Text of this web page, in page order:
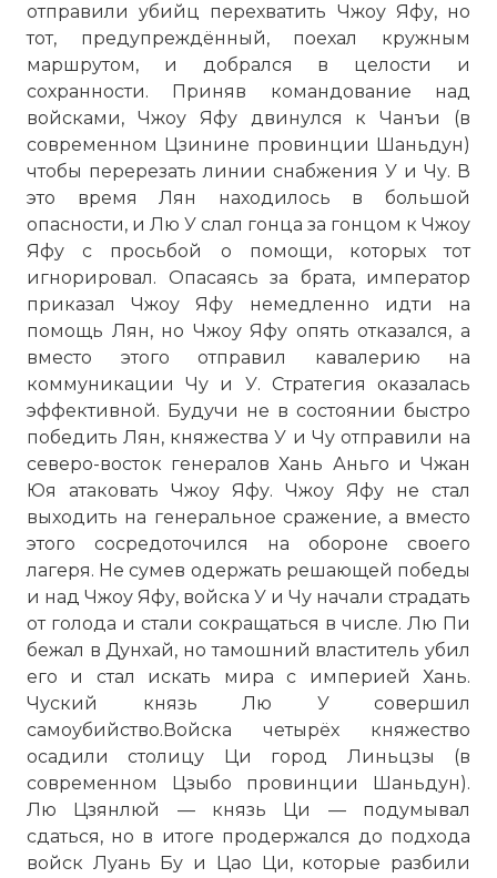
отправили убийц перехватить Чжоу Яфу, но
тот, предупреждённый, поехал кружным
маршрутом, и добрался в целости и
сохранности. Приняв командование над
войсками, Чжоу Яфу двинулся к Чанъи (в
современном Цзинине провинции Шаньдун)
чтобы перерезать линии снабжения У и Чу. В
это время Лян находилось в большой
опасности, и Лю У слал гонца за гонцом к Чжоу
Яфу с просьбой о помощи, которых тот
игнорировал. Опасаясь за брата, император
приказал Чжоу Яфу немедленно идти на
помощь Лян, но Чжоу Яфу опять отказался, а
вместо этого отправил кавалерию на
коммуникации Чу и У. Стратегия оказалась
эффективной. Будучи не в состоянии быстро
победить Лян, княжества У и Чу отправили на
северо-восток генералов Хань Аньго и Чжан
Юя атаковать Чжоу Яфу. Чжоу Яфу не стал
выходить на генеральное сражение, а вместо
этого сосредоточился на обороне своего
лагеря. Не сумев одержать решающей победы
и над Чжоу Яфу, войска У и Чу начали страдать
от голода и стали сокращаться в числе. Лю Пи
бежал в Дунхай, но тамошний властитель убил
его и стал искать мира с империей Хань.
Чуский князь Лю У совершил
самоубийство.Войска четырёх княжество
осадили столицу Ци город Линьцзы (в
современном Цзыбо провинции Шаньдун).
Лю Цзянлюй — князь Ци — подумывал
сдаться, но в итоге продержался до подхода
войск Луань Бу и Цао Ци, которые разбили
☓
Гробница цинь шихуанди и
археологическая реальность
Фото статьи: